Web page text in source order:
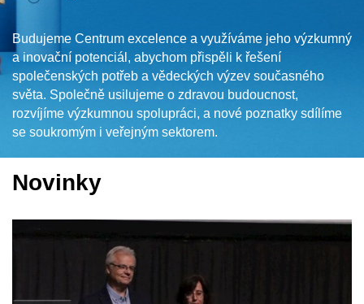
Budujeme Centrum excelence a využíváme jeho výzkumný
a inovační potenciál, abychom přispěli k řešení
společenských potřeb a vědeckých výzev současného
světa. Společně usilujeme o zdravou budoucnost,
rozvíjíme výzkumnou spolupráci, a nové poznatky sdílíme
se soukromým i veřejným sektorem.
Novinky